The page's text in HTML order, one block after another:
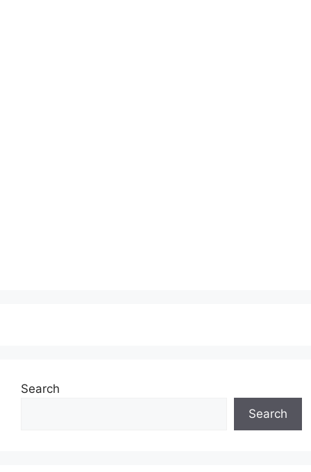
Search
Search